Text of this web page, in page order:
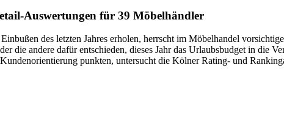
Auswertungen für 39 Möbelhändler
des letzten Jahres erholen, herrscht im Möbelhandel
die andere dafür entschieden, dieses Jahr das Urlaubsbudget in die
punkten, untersucht die Kölner Rating- und